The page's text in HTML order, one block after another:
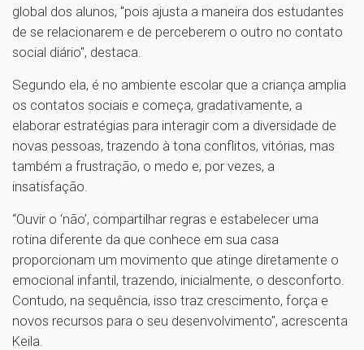
global dos alunos, "pois ajusta a maneira dos estudantes
de se relacionarem e de perceberem o outro no contato
social diário", destaca.
Segundo ela, é no ambiente escolar que a criança amplia
os contatos sociais e começa, gradativamente, a
elaborar estratégias para interagir com a diversidade de
novas pessoas, trazendo à tona conflitos, vitórias, mas
também a frustração, o medo e, por vezes, a
insatisfação.
“Ouvir o ‘não’, compartilhar regras e estabelecer uma
rotina diferente da que conhece em sua casa
proporcionam um movimento que atinge diretamente o
emocional infantil, trazendo, inicialmente, o desconforto.
Contudo, na sequência, isso traz crescimento, força e
novos recursos para o seu desenvolvimento'', acrescenta
Keila.